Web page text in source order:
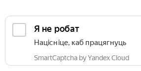
Я не робат
Націсніце, каб працягнуць
SmartCaptcha by Yandex Cloud